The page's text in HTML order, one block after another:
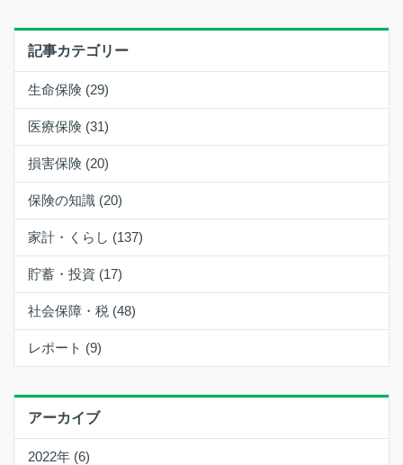
記事カテゴリー
生命保険 (29)
医療保険 (31)
損害保険 (20)
保険の知識 (20)
家計・くらし (137)
貯蓄・投資 (17)
社会保障・税 (48)
レポート (9)
アーカイブ
2022年 (6)